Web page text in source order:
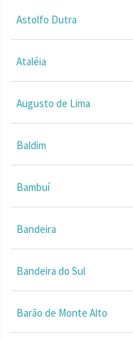
Astolfo Dutra
Ataléia
Augusto de Lima
Baldim
Bambuí
Bandeira
Bandeira do Sul
Barão de Monte Alto